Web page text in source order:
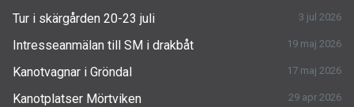
Tur i skärgården 20-23 juli 3 jul 2026
Intresseanmälan till SM i drakbåt 19 maj 2026
Kanotvagnar i Gröndal 17 maj 2026
Kanotplatser Mörtviken 29 apr 2026